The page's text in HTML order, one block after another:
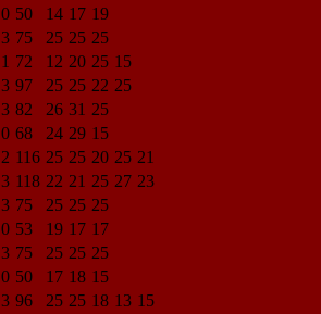
0 50 14 17 19
3 75 25 25 25
1 72 12 20 25 15
3 97 25 25 22 25
3 82 26 31 25
0 68 24 29 15
2 116 25 25 20 25 21
3 118 22 21 25 27 23
3 75 25 25 25
0 53 19 17 17
3 75 25 25 25
0 50 17 18 15
3 96 25 25 18 13 15